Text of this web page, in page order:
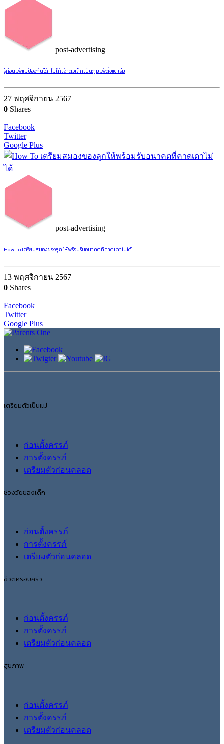
post-advertising
รู้ก่อนแพ้แม่ป้องกันได้! ไม่ให้เจ้าตัวเล็กเป็นภูมิแพ้ตั้งแต่เริ่ม
27 พฤศจิกายน 2567
0 Shares
Facebook
Twitter
Google Plus
post-advertising
How To เตรียมสมองของลูกให้พร้อมรับอนาคตที่คาดเดาไม่ได้
13 พฤศจิกายน 2567
0 Shares
Facebook
Twitter
Google Plus
เตรียมตัวเป็นแม่
ก่อนตั้งครรภ์
การตั้งครรภ์
เตรียมตัวก่อนคลอด
ช่วงวัยของเด็ก
ก่อนตั้งครรภ์
การตั้งครรภ์
เตรียมตัวก่อนคลอด
ชีวิตครอบครัว
ก่อนตั้งครรภ์
การตั้งครรภ์
เตรียมตัวก่อนคลอด
สุขภาพ
ก่อนตั้งครรภ์
การตั้งครรภ์
เตรียมตัวก่อนคลอด